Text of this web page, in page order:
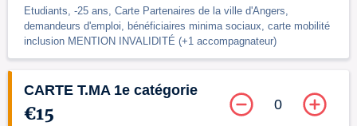
Etudiants, -25 ans, Carte Partenaires de la ville d'Angers,
demandeurs d'emploi, bénéficiaires minima sociaux, carte mobilité
inclusion MENTION INVALIDITÉ (+1 accompagnateur)
CARTE T.MA 1e catégorie
€15 0